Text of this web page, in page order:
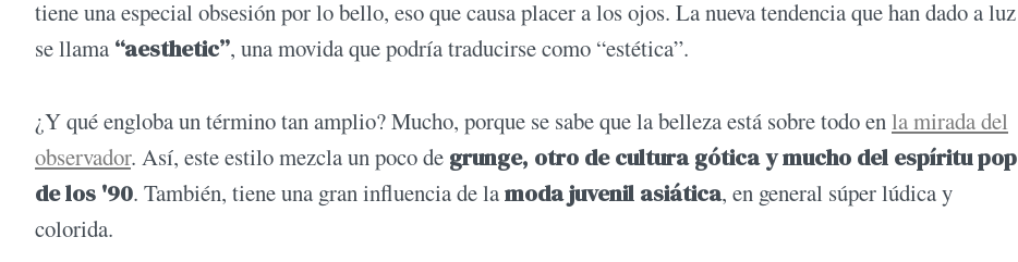
tiene una especial obsesión por lo bello, eso que causa placer a los ojos. La nueva tendencia que han dado a luz
se llama “aesthetic”, una movida que podría traducirse como “estética”.
¿Y qué engloba un término tan amplio? Mucho, porque se sabe que la belleza está sobre todo enla mirada del
observador. Así, este estilo mezcla un poco de grunge, otro de cultura gótica y mucho del espíritu pop
de los '90. También, tiene una gran influencia de lamoda juvenil asiática, en general súper lúdica y
colorida.